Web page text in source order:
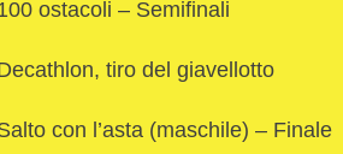
ostacoli – Semifinali
tiro del giavellotto
con l’asta (maschile) – Finale